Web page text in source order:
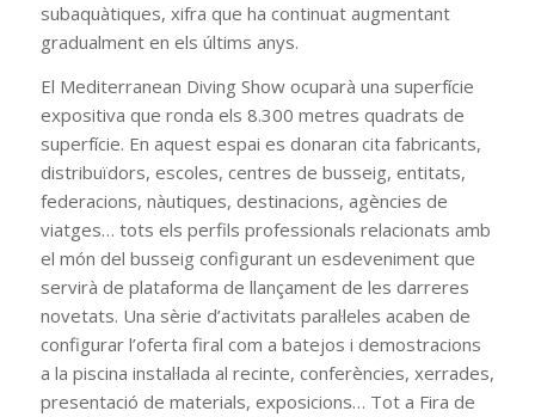
subaquàtiques, xifra que ha continuat augmentant
gradualment en els últims anys.
El Mediterranean Diving Show ocuparà una superfície
expositiva que ronda els 8.300 metres quadrats de
superfície. En aquest espai es donaran cita fabricants,
distribuïdors, escoles, centres de busseig, entitats,
federacions, nàutiques, destinacions, agències de
viatges… tots els perfils professionals relacionats amb
el món del busseig configurant un esdeveniment que
servirà de plataforma de llançament de les darreres
novetats. Una sèrie d’activitats paral·leles acaben de
configurar l’oferta firal com a batejos i demostracions
a la piscina instal·lada al recinte, conferències, xerrades,
presentació de materials, exposicions… Tot a Fira de